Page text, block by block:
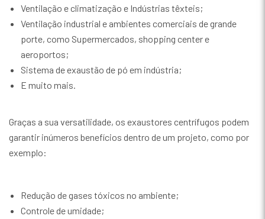
Ventilação e climatização e Indústrias têxteis;
Ventilação industrial e ambientes comerciais de grande
porte, como Supermercados, shopping center e
aeroportos;
Sistema de exaustão de pó em indústria;
E muito mais.
Graças a sua versatilidade, os exaustores centrífugos podem
garantir inúmeros benefícios dentro de um projeto, como por
exemplo:
Redução de gases tóxicos no ambiente;
Controle de umidade;